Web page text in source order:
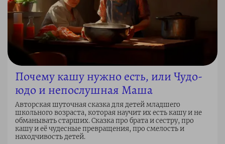
Почему кашу нужно есть, или Чудо-
юдо и непослушная Маша
Авторская шуточная сказка для детей младшего
школьного возраста, которая научит их есть кашу и не
обманывать старших. Сказка про брата и сестру, про
кашу и её чудесные превращения, про смелость и
находчивость детей.